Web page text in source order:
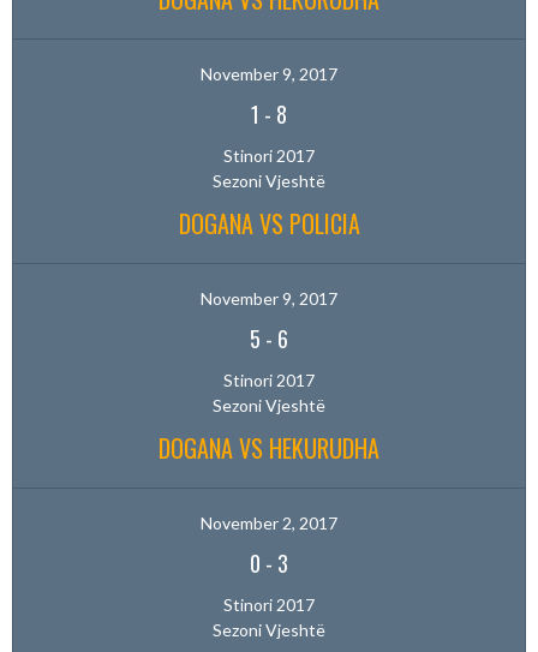
November 9, 2017
1 - 8
Stinori 2017
Sezoni Vjeshtë
DOGANA VS POLICIA
November 9, 2017
5 - 6
Stinori 2017
Sezoni Vjeshtë
DOGANA VS HEKURUDHA
November 2, 2017
0 - 3
Stinori 2017
Sezoni Vjeshtë